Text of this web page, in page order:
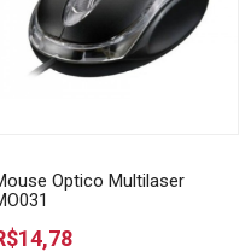
Optico Multilaser